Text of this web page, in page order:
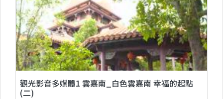
觀光影音多媒體1 雲嘉南_白色雲嘉南 幸福的起點
(二)